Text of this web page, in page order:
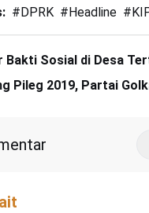
#DPRK #Headline #
Bakti Sosial di Desa
Pileg 2019, Partai